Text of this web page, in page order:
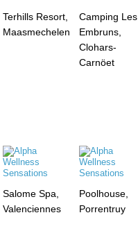
Terhills Resort,
Maasmechelen
Camping Les
Embruns,
Clohars-
Carnöet
Salome Spa,
Valenciennes
Poolhouse,
Porrentruy